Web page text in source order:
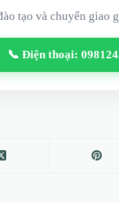
tạo và chuyển giao
📞 Điện thoại: